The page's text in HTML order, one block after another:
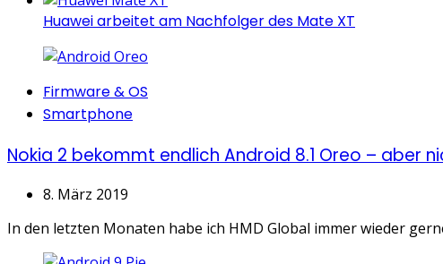
Huawei arbeitet am Nachfolger des Mate XT
Categories
Firmware & OS
Smartphone
Nokia 2 bekommt endlich Android 8.1 Oreo – aber
8. März 2019
In den letzten Monaten habe ich HMD Global immer wieder